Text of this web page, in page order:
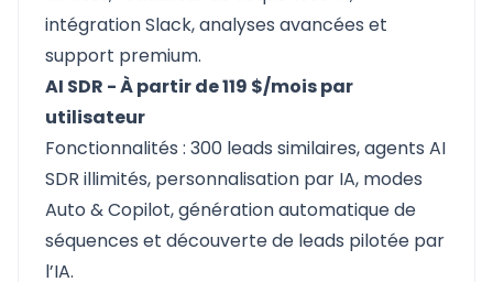
intégration Slack, analyses avancées et
support premium.
AI SDR - À partir de 119 $/mois par
utilisateur
Fonctionnalités : 300 leads similaires, agents AI
SDR illimités, personnalisation par IA, modes
Auto & Copilot, génération automatique de
séquences et découverte de leads pilotée par
l’IA.